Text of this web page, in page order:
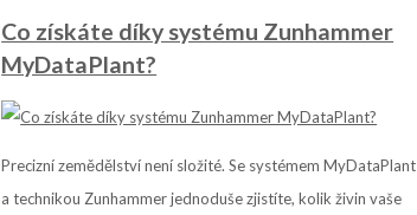
Co získáte díky systému Zunhammer
MyDataPlant?
Precizní zemědělství není složité. Se systémem MyDataPlant
a technikou Zunhammer jednoduše zjistíte, kolik živin vaše